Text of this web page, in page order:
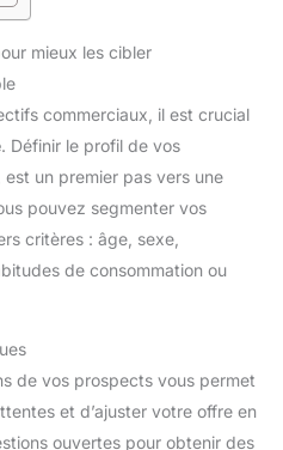
mieux les cibler
commerciaux, il est crucial
. Définir le profil de vos
, est un premier pas vers une
pouvez segmenter vos
critères : âge, sexe,
de consommation ou
de vos prospects vous permet
et d’ajuster votre offre en
ouvertes pour obtenir des